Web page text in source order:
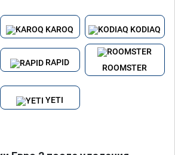
KAROQ KODIAQ
RAPID
ROOMSTER
YETI